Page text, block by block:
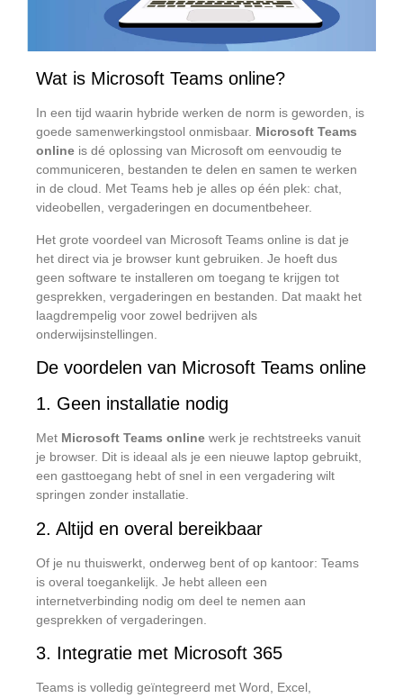
Wat is Microsoft Teams online?
In een tijd waarin hybride werken de norm is geworden, is
goede samenwerkingstool onmisbaar. Microsoft Teams
online is dé oplossing van Microsoft om eenvoudig te
communiceren, bestanden te delen en samen te werken
in de cloud. Met Teams heb je alles op één plek: chat,
videobellen, vergaderingen en documentbeheer.
Het grote voordeel van Microsoft Teams online is dat je
het direct via je browser kunt gebruiken. Je hoeft dus
geen software te installeren om toegang te krijgen tot
gesprekken, vergaderingen en bestanden. Dat maakt het
laagdrempelig voor zowel bedrijven als
onderwijsinstellingen.
De voordelen van Microsoft Teams online
1. Geen installatie nodig
Met Microsoft Teams online werk je rechtstreeks vanuit
je browser. Dit is ideaal als je een nieuwe laptop gebruikt,
een gasttoegang hebt of snel in een vergadering wilt
springen zonder installatie.
2. Altijd en overal bereikbaar
Of je nu thuiswerkt, onderweg bent of op kantoor: Teams
is overal toegankelijk. Je hebt alleen een
internetverbinding nodig om deel te nemen aan
gesprekken of vergaderingen.
3. Integratie met Microsoft 365
Teams is volledig geïntegreerd met Word, Excel,